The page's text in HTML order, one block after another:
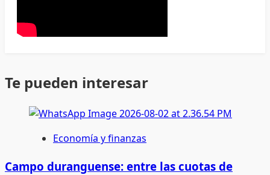
Te pueden interesar
Economía y finanzas
Campo duranguense: entre las cuotas de